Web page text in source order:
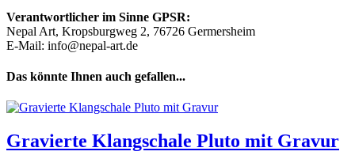
Verantwortlicher im Sinne GPSR:
Nepal Art, Kropsburgweg 2, 76726 Germersheim
E-Mail: info@nepal-art.de
Das könnte Ihnen auch gefallen...
Gravierte Klangschale Pluto mit Gravur